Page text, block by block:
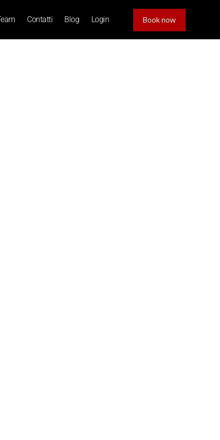
Contatti Blog Login Book now